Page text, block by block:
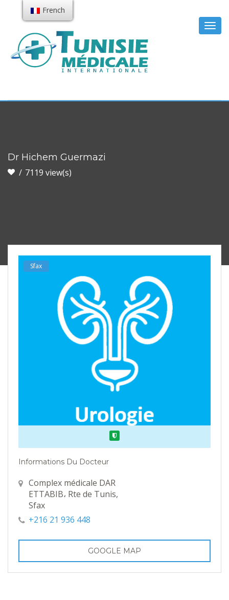
Dr Hichem Guermazi
7119 view(s)
Sfax
Verified
Informations Du Docteur
Complex médicale DAR
ETTABIB، Rte de Tunis,
Sfax
+216 21 936 448
GOOGLE MAP
French